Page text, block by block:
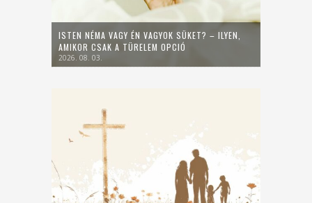
ISTEN NÉMA VAGY ÉN VAGYOK SÜKET? – ILYEN,
AMIKOR CSAK A TÜRELEM OPCIÓ
2026. 08. 03.